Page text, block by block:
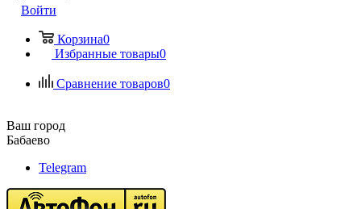
Войти
Корзина0
Избранные товары0
Сравнение товаров0
Ваш город
Бабаево
Telegram